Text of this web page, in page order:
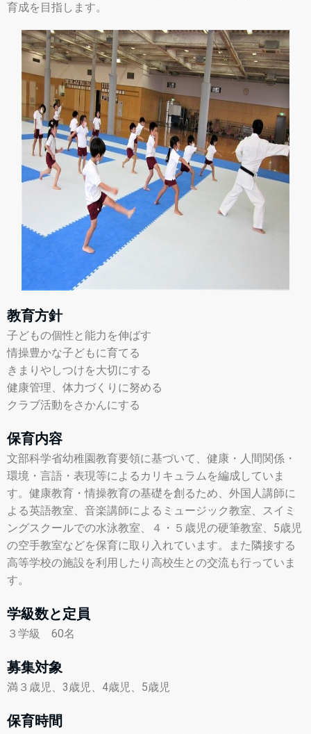
育成を目指します。
教育方針
子どもの個性と能力を伸ばす
情操豊かな子どもに育てる
きまりやしつけを大切にする
健康管理、体力づくりに努める
クラブ活動をさかんにする
保育内容
文部科学省幼稚園教育要領に基づいて、健康・人間関係・
環境・言語・表現等によるカリキュラムを編成していま
す。健康教育・情操教育の基礎を創るため、外国人講師に
よる英語教室、音楽講師によるミュージック教室、スイミ
ングスクールでの水泳教室、４・５歳児の硬筆教室、5歳児
の空手教室などを保育に取り入れています。また隣接する
高等学校の施設を利用したり高校生との交流も行っていま
す。
学級数と定員
３学級 60名
募集対象
満３歳児、3歳児、4歳児、5歳児
保育時間